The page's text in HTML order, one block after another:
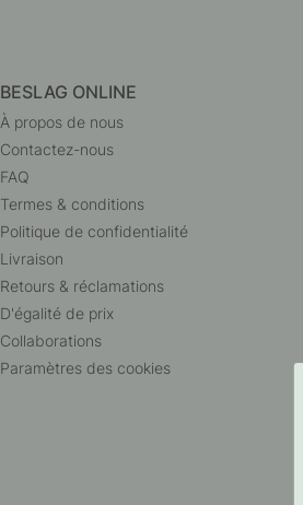
BESLAG ONLINE
À propos de nous
Contactez-nous
FAQ
Termes & conditions
Politique de confidentialité
Livraison
Retours & réclamations
D'égalité de prix
Collaborations
Paramètres des cookies